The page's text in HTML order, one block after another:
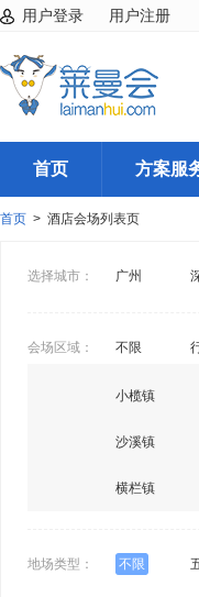
用户登录 用户注册
首页 方案服
首页 > 酒店会场列表页
选择城市： 广州
会场区域： 不限
小榄镇
沙溪镇
横栏镇
地场类型： 不限